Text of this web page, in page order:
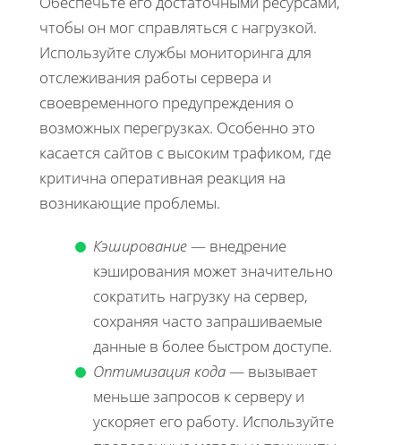
чтобы он мог справляться с нагрузкой.
Используйте службы мониторинга для
отслеживания работы сервера и
своевременного предупреждения о
возможных перегрузках. Особенно это
касается сайтов с высоким трафиком, где
критична оперативная реакция на
возникающие проблемы.
Кэширование— внедрение
кэширования может значительно
сократить нагрузку на сервер,
сохраняя часто запрашиваемые
данные в более быстром доступе.
Оптимизация кода— вызывает
меньше запросов к серверу и
ускоряет его работу. Используйте